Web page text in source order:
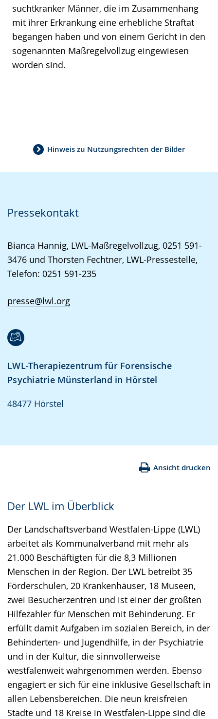
suchtkranker Männer, die im Zusammenhang
mit ihrer Erkrankung eine erhebliche Straftat
begangen haben und von einem Gericht in den
sogenannten Maßregelvollzug eingewiesen
worden sind.
Hinweis zu Nutzungsrechten der Bilder
Pressekontakt
Bianca Hannig, LWL-Maßregelvollzug, 0251 591-
3476 und Thorsten Fechtner, LWL-Pressestelle,
Telefon: 0251 591-235
presse@lwl.org
LWL-Therapiezentrum für Forensische
Psychiatrie Münsterland in Hörstel
48477 Hörstel
Ansicht drucken
Der LWL im Überblick
Der Landschaftsverband Westfalen-Lippe (LWL)
arbeitet als Kommunalverband mit mehr als
21.000 Beschäftigten für die 8,3 Millionen
Menschen in der Region. Der LWL betreibt 35
Förderschulen, 20 Krankenhäuser, 18 Museen,
zwei Besucherzentren und ist einer der größten
Hilfezahler für Menschen mit Behinderung. Er
erfüllt damit Aufgaben im sozialen Bereich, in der
Behinderten- und Jugendhilfe, in der Psychiatrie
und in der Kultur, die sinnvollerweise
westfalenweit wahrgenommen werden. Ebenso
engagiert er sich für eine inklusive Gesellschaft in
allen Lebensbereichen. Die neun kreisfreien
Städte und 18 Kreise in Westfalen-Lippe sind die